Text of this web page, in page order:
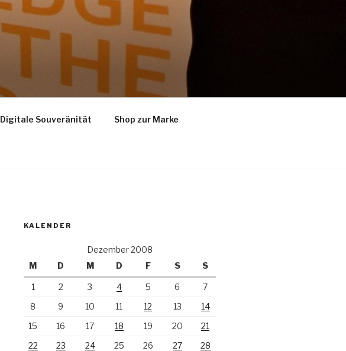
Digitale Souveränität Shop zur Marke
KALENDER
Dezember 2008
M
D M D F S S
1 2 3 4 5 6
7
8
9 10 11 12 13
14
15
16 17 18 19 20
21
22
23 24 25 26 27
28